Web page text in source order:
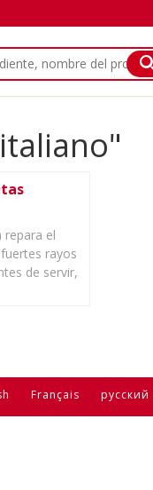
repara el
rayos
de servir,
Français русский